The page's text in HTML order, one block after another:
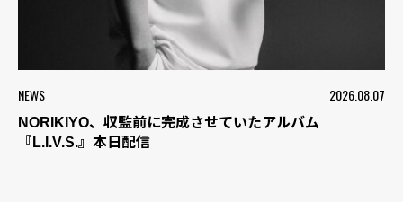
NEWS 2026.08.07
NORIKIYO、収監前に完成させていたアルバム
『L.I.V.S.』本日配信